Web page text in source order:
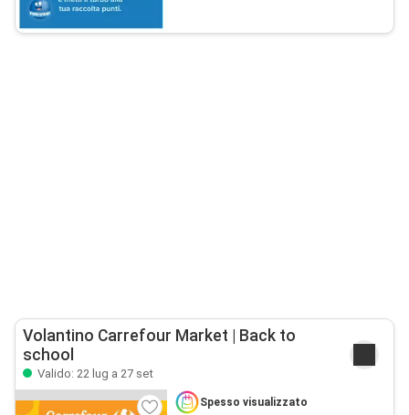
Volantino Carrefour Market | Back to
school
Valido: 22 lug a 27 set
Spesso visualizzato